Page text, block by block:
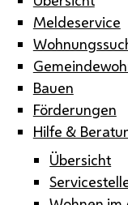
Meldeservice
Bauen
Förderungen
Hilfe &
Übersicht